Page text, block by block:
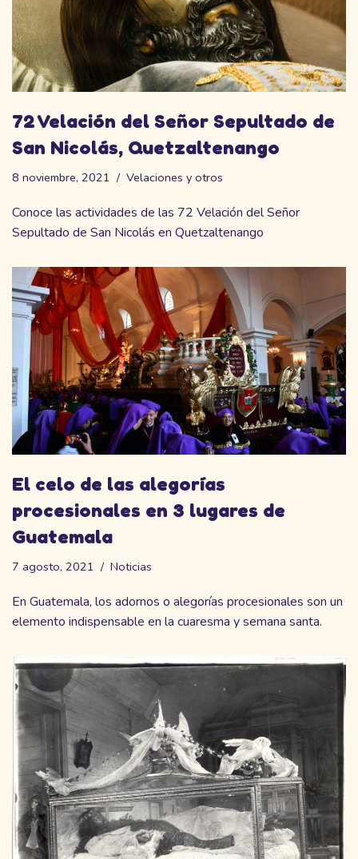
72 Velación del Señor Sepultado de
San Nicolás, Quetzaltenango
8 noviembre, 2021 Velaciones y otros
Conoce las actividades de las 72 Velación del Señor
Sepultado de San Nicolás en Quetzaltenango
El celo de las alegorías
procesionales en 3 lugares de
Guatemala
7 agosto, 2021 Noticias
En Guatemala, los adornos o alegorías procesionales son un
elemento indispensable en la cuaresma y semana santa.